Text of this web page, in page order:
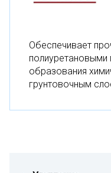
Обеспечивает
полиуретановыми
образования
грунтовочным